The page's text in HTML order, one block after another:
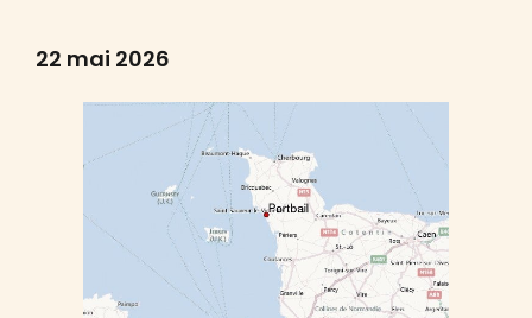
22 mai 2026